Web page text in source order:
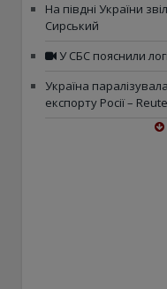
На півдні України
Сирський
У СБС пояснили
Україна
експорту Росії –